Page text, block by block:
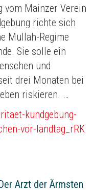
vom Mainzer Verein
richte sich
Mullah-Regime
Sie solle ein
und
drei Monaten bei
riskieren. …
kundgebung-
vor-landtag_rRK
Arzt der Ärmsten